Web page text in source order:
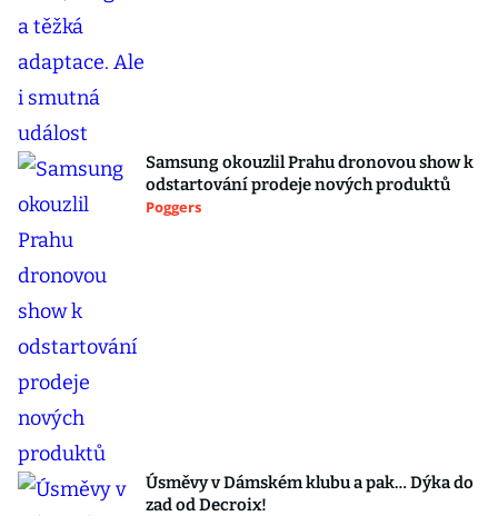
Samsung okouzlil Prahu dronovou show k
odstartování prodeje nových produktů
Poggers
Úsměvy v Dámském klubu a pak… Dýka do
zad od Decroix!